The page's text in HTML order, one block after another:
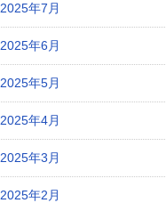
2025年7月
2025年6月
2025年5月
2025年4月
2025年3月
2025年2月